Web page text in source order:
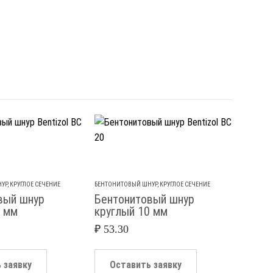
, КРУГЛОЕ СЕЧЕНИЕ
шнур
мм
БЕНТОНИТОВЫЙ ШНУР, КРУГЛОЕ СЕЧЕНИЕ
Бентонитовый шнур
круглый 10 мм
₽53.30
Оставить заявку